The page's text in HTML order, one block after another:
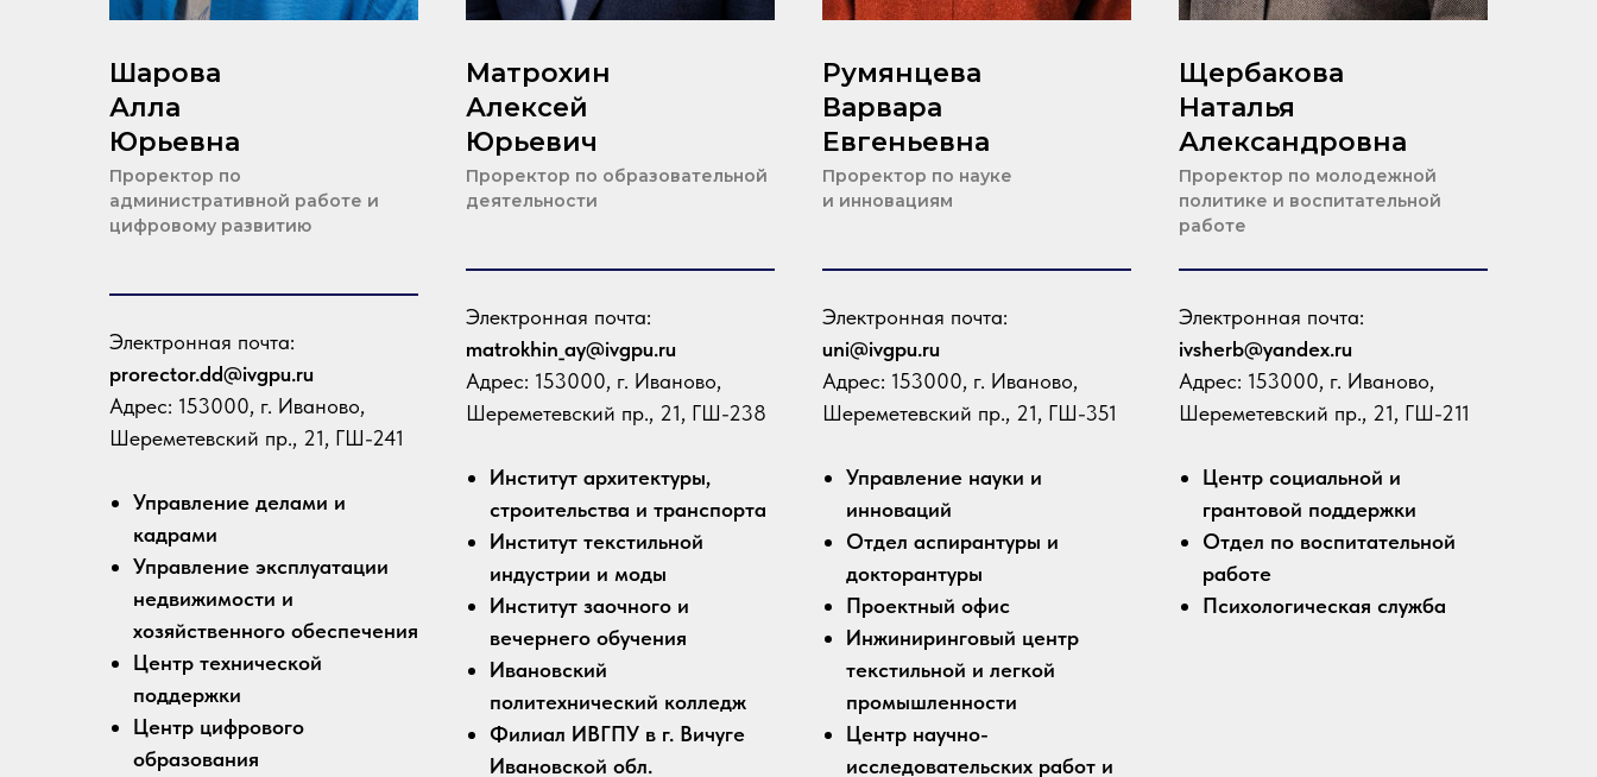
Шарова
Алла
Юрьевна
Проректор по
административной работе и
цифровому развитию
Электронная почта:
prorector.dd@ivgpu.ru
Адрес: 153000, г. Иваново,
Шереметевский пр., 21, ГШ-241
Управление делами и
кадрами
Управление эксплуатации
недвижимости и
хозяйственного обеспечения
Центр технической
поддержки
Центр цифрового
образования
Матрохин
Алексей
Юрьевич
Проректор по образовательной
деятельности
Электронная почта:
matrokhin_ay@ivgpu.ru
Адрес: 153000, г. Иваново,
Шереметевский пр., 21, ГШ-238
Институт архитектуры,
строительства и транспорта
Институт текстильной
индустрии и моды
Институт заочного и
вечернего обучения
Ивановский
политехнический колледж
Филиал ИВГПУ в г. Вичуге
Ивановской обл.
Румянцева
Варвара
Евгеньевна
Проректор по науке
и инновациям
Электронная почта:
uni@ivgpu.ru
Адрес: 153000, г. Иваново,
Шереметевский пр., 21, ГШ-351
Управление науки и
инноваций
Отдел аспирантуры и
докторантуры
Проектный офис
Инжиниринговый центр
текстильной и легкой
промышленности
Центр научно-
исследовательских работ и
Щербакова
Наталья
Александровна
Проректор по молодежной
политике и воспитательной
работе
Электронная почта:
ivsherb@yandex.ru
Адрес: 153000, г. Иваново,
Шереметевский пр., 21, ГШ-211
Центр социальной и
грантовой поддержки
Отдел по воспитательной
работе
Психологическая служба